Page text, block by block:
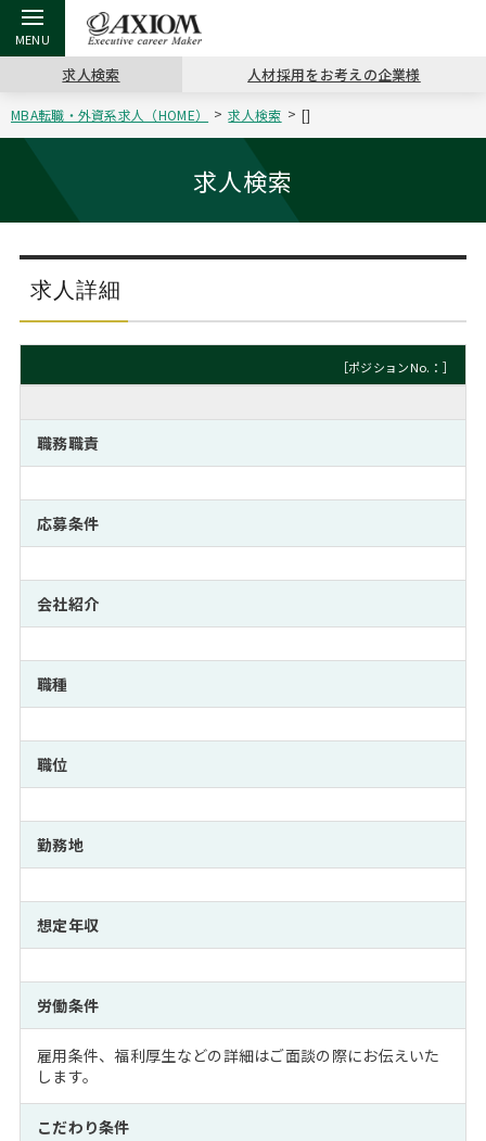
戻る
アクシアムの特長
コンサ
サービス案内 キャリ
コンサルタントの紹介
戻る
キャリア支援 TOP
キャリアデザイン講座
（最新求人市場動向）
MBAの
おわり
ステージ別アドバイス
MBA留学生数の推移
日本か
インターン受入企業一覧
MBAを生かす求人特集
年齢と年収の相関図
戻る
転職ツール TOP
英文レジュメの書き方 パワー
職務経歴書の書き方
よくある面接Q&A集
外資系／面接攻略のコツ
戻る
転職コラム TOP
“展”職相談室
転職市場の明日をよめ
転職成功への4つの鍵
キャリアに効く一冊
注目企業インタビュー
戻る
イベント・セミナー TOP
ジョブフェア
キャリアデザインセミナー
キャリアフォーラム
プロ経営者の特別セミナー
Career Talk Live
MBA NETWORKING
戻る
会社概要 TOP
沿革
主なクライアント
採用情報
パブリシティ
ニュースリリース
求人検索 人材採用をお考えの企業様
MBA転職・外資系求人（HOME） 求人検索 []
求人検索
求人詳細
［ポジションNo.：］
職務職責
応募条件
会社紹介
職種
職位
勤務地
想定年収
労働条件
雇用条件、福利厚生などの詳細はご面談の際にお伝えいた
します。
こだわり条件